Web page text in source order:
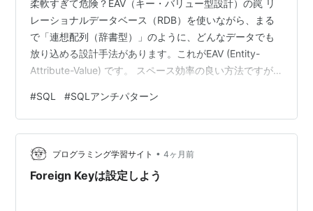
柔軟すぎて危険？EAV（キー・バリュー型設計）の罠 リ
レーショナルデータベース（RDB）を使いながら、まる
で「連想配列（辞書型）」のように、どんなデータでも
放り込める設計手法があります。これがEAV (Entity-
Attribute-Value) です。 スペース効率の良い方法ですが...
https://en.wikipedia.org/wiki/Entity%E2%80%93attribut
e%E2%80%93value_model この手法では、テーブルに以
下の3つのカラムを用意します。 エンティティ (Entity)：
対象物の識別ID（例：商…
#SQL #SQLアンチパターン
プログラミング学習サイト • 4ヶ月前
Foreign Keyは設定しよう